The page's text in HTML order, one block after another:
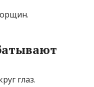
глаз.